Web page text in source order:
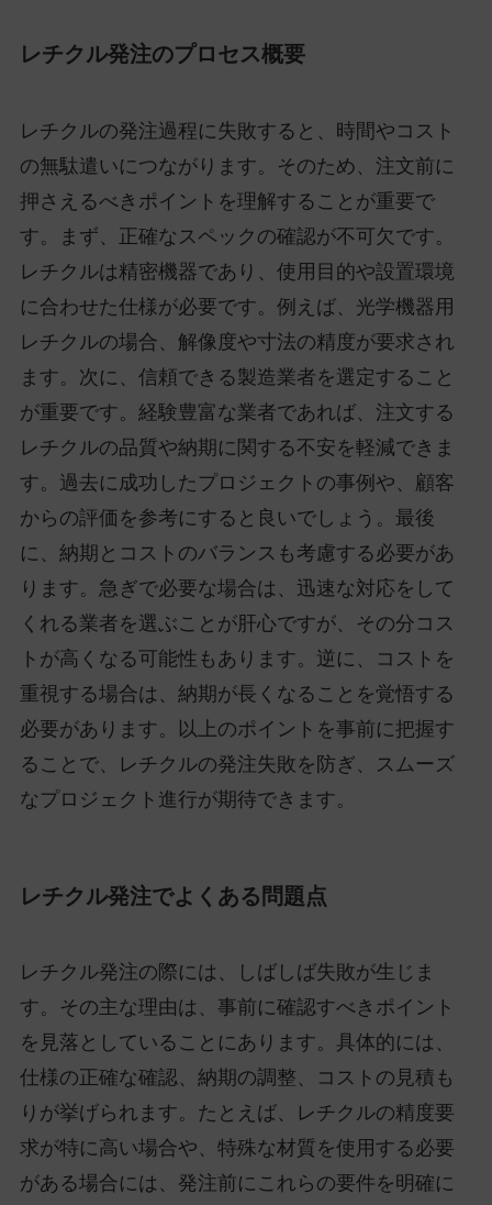
レチクル発注のプロセス概要
レチクルの発注過程に失敗すると、時間やコスト
の無駄遣いにつながります。そのため、注文前に
押さえるべきポイントを理解することが重要で
す。まず、正確なスペックの確認が不可欠です。
レチクルは精密機器であり、使用目的や設置環境
に合わせた仕様が必要です。例えば、光学機器用
レチクルの場合、解像度や寸法の精度が要求され
ます。次に、信頼できる製造業者を選定すること
が重要です。経験豊富な業者であれば、注文する
レチクルの品質や納期に関する不安を軽減できま
す。過去に成功したプロジェクトの事例や、顧客
からの評価を参考にすると良いでしょう。最後
に、納期とコストのバランスも考慮する必要があ
ります。急ぎで必要な場合は、迅速な対応をして
くれる業者を選ぶことが肝心ですが、その分コス
トが高くなる可能性もあります。逆に、コストを
重視する場合は、納期が長くなることを覚悟する
必要があります。以上のポイントを事前に把握す
ることで、レチクルの発注失敗を防ぎ、スムーズ
なプロジェクト進行が期待できます。
レチクル発注でよくある問題点
レチクル発注の際には、しばしば失敗が生じま
す。その主な理由は、事前に確認すべきポイント
を見落としていることにあります。具体的には、
仕様の正確な確認、納期の調整、コストの見積も
りが挙げられます。たとえば、レチクルの精度要
求が特に高い場合や、特殊な材質を使用する必要
がある場合には、発注前にこれらの要件を明確に